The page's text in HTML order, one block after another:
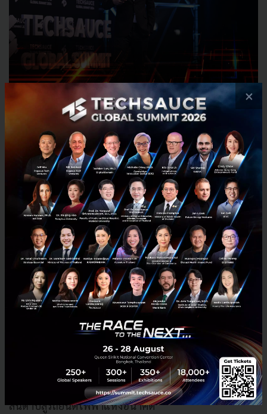
REEV เป็นอีกทางเลือกหนึ่งสำหรับผู้
ใช้ที่ต้องการความสามารถในการขับขี่ทาง
ไกล ในขณะที่ยังให้ความความรู้สึกของ
การขับขี่รถยนต์ EV ในการขับขี่ในเมือง
Wessie Peng ระบุว่า ด้วยเทคโนโลยี REEV และ DEEPAL
Super Extended Range ที่มีอยู่ น่าจะตอบโจทย์ความ
ต้องการของประเทศไทยเป็นอย่างดี ซึ่งน่าจะเป็นสะพาน
เชื่อมต่ออีกหนึ่งแห่งระหว่างการเปลี่ยนผ่านจากรถยนต์
สันดาปสู่รถยนต์ไฟฟ้าแห่งอนาคต
×